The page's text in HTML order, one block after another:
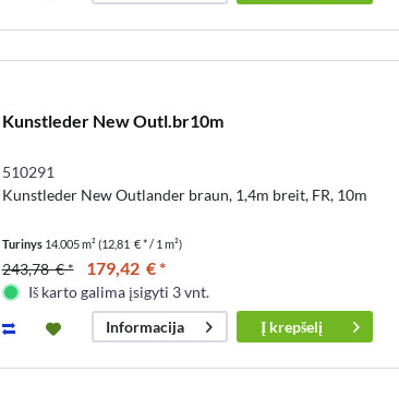
Kunstleder New Outl.br10m
510291
Kunstleder New Outlander braun, 1,4m breit, FR, 10m
Turinys 14.005 m²(12,81 € * / 1 m²)
243,78 € * 179,42 € *
Iš karto galima įsigyti 3 vnt.
Informacija
Į krepšelį